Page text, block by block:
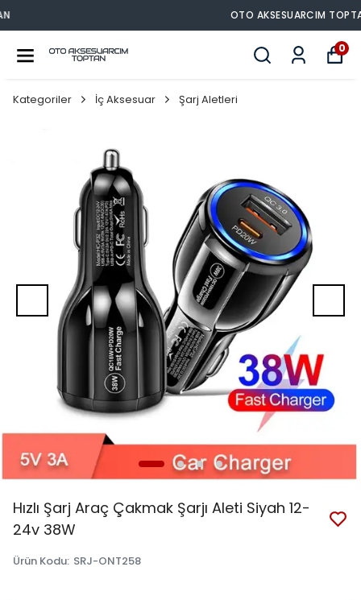
OTO AKSESUARCIM TOPTAN
0
Kategoriler İç Aksesuar Şarj Aletleri
Hızlı Şarj Araç Çakmak Şarjı Aleti Siyah 12-
24v 38W
Ürün Kodu: SRJ-ONT258